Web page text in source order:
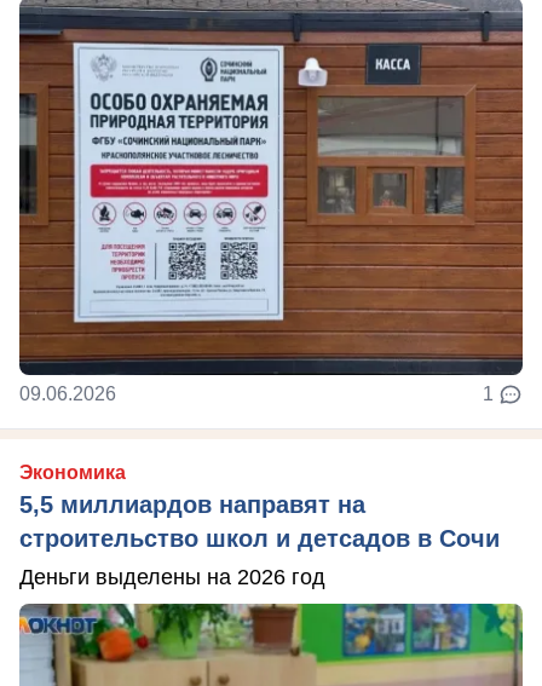
09.06.2026 1
Экономика
5,5 миллиардов направят на
строительство школ и детсадов в Сочи
Деньги выделены на 2026 год